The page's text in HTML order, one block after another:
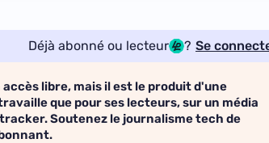
Déjà abonné ou lecteur ? Se
libre, mais il est le produit d'une
que pour ses lecteurs, sur un média
Soutenez le journalisme tech de